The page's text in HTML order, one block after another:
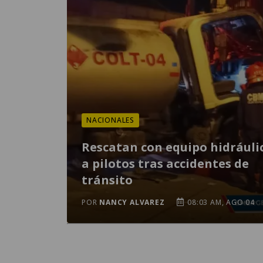
NACIONALES
Rescatan con equipo
a pilotos tras accidentes de
tránsito
POR NANCY ALVAREZ 08:03 AM, AGO 04